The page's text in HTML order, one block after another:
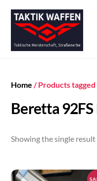
content
Home / Products tagged
Beretta 92FS
Showing the single result